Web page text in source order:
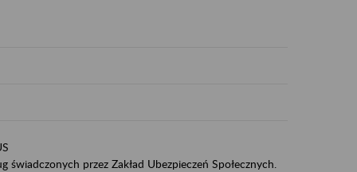
przez Zakład Ubezpieczeń Społecznych.